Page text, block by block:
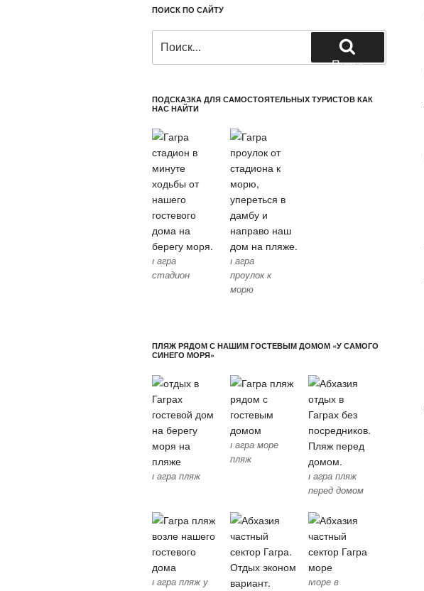
ПОИСК ПО САЙТУ
Поиск
ПОДСКАЗКА ДЛЯ САМОСТОЯТЕЛЬНЫХ ТУРИСТОВ КАК
НАС НАЙТИ
Гагра
стадион
Гагра
проулок к
морю
ПЛЯЖ РЯДОМ С НАШИМ ГОСТЕВЫМ ДОМОМ «У САМОГО
СИНЕГО МОРЯ»
Гагра пляж
Гагра море
пляж
Гагра пляж
перед домом
Гагра пляж у
Море в